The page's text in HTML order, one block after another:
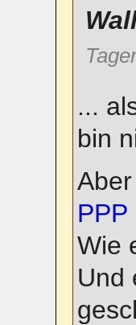
...
bin
PPP
Wie
Und